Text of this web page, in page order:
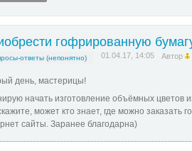
гофрированную
ответы (непонятно) 01.04.17, 14:05 Автор
день, мастерицы!
начать изготовление объёмных цветов
может кто знает, где можно заказать
сайты. Заранее благодарна)